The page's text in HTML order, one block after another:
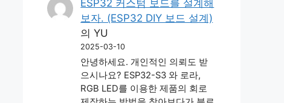
ESP32 커스텀 보드를 설계해
보자. (ESP32 DIY 보드 설계)
의YU
2025-03-10
안녕하세요. 개인적인 의뢰도 받
으시나요? ESP32-S3 와 로라,
RGB LED를 이용한 제품의 회로